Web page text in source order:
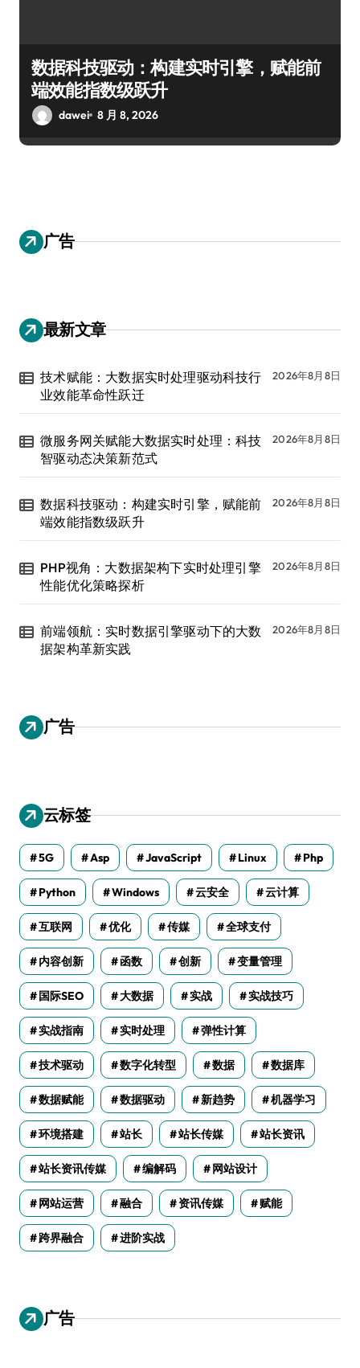
数据科技驱动：构建实时引擎，赋能前
端效能指数级跃升
dawei 8 月 8, 2026
广告
最新文章
技术赋能：大数据实时处理驱动科技行
业效能革命性跃迁
2026年8月8日
微服务网关赋能大数据实时处理：科技
智驱动态决策新范式
2026年8月8日
数据科技驱动：构建实时引擎，赋能前
端效能指数级跃升
2026年8月8日
PHP视角：大数据架构下实时处理引擎
性能优化策略探析
2026年8月8日
前端领航：实时数据引擎驱动下的大数
据架构革新实践
2026年8月8日
广告
云标签
5G Asp JavaScript Linux Php
Python Windows 云安全 云计算
互联网 优化 传媒 全球支付
内容创新 函数 创新 变量管理
国际SEO 大数据 实战 实战技巧
实战指南 实时处理 弹性计算
技术驱动 数字化转型 数据 数据库
数据赋能 数据驱动 新趋势 机器学习
环境搭建 站长 站长传媒 站长资讯
站长资讯传媒 编解码 网站设计
网站运营 融合 资讯传媒 赋能
跨界融合 进阶实战
广告